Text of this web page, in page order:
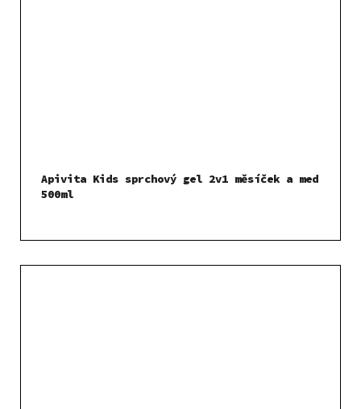
Apivita Kids sprchový gel 2v1 měsíček a med
500ml